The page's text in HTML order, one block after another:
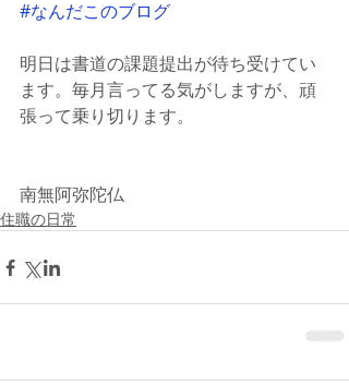
#なんだこのブログ
明日は書道の課題提出が待ち受けてい
ます。毎月言ってる気がしますが、頑
張って乗り切ります。
南無阿弥陀仏
住職の日常